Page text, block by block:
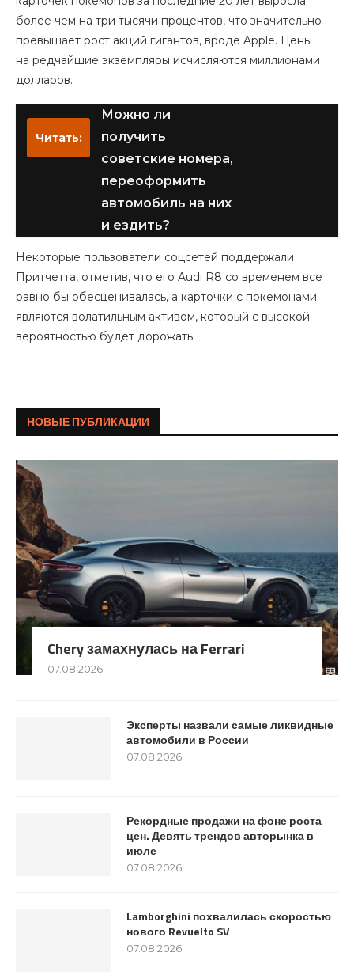
более чем на три тысячи процентов, что значительно
превышает рост акций гигантов, вроде Apple. Цены
на редчайшие экземпляры исчисляются миллионами
долларов.
Читать:
Можно ли
получить
советские номера,
переоформить
автомобиль на них
и ездить?
Некоторые пользователи соцсетей поддержали
Притчетта, отметив, что его Audi R8 со временем все
равно бы обесценивалась, а карточки с покемонами
являются волатильным активом, который с высокой
вероятностью будет дорожать.
НОВЫЕ ПУБЛИКАЦИИ
Chery замахнулась на Ferrari
07.08.2026
Эксперты назвали самые ликвидные
автомобили в России
07.08.2026
Рекордные продажи на фоне роста
цен. Девять трендов авторынка в
июле
07.08.2026
Lamborghini похвалилась скоростью
нового Revuelto SV
07.08.2026